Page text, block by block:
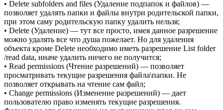
• Delete subfolders and files (Удаление подпапок и файлов) —
позволяет удалять папки и файлы внутри родительской папки,
при этом саму родительскую папку удалить нельзя;
• Delete (Удаление) — тут все просто, имея данное разрешение
можно удалять все что душа пожелает. Но для удаления
объекта кроме Delete необходимо иметь разрешение List folder
/read data, иначе удалить ничего не получится;
• Read permissions (Чтение разрешений) — позволяет
просматривать текущие разрешения файла\папки. Не
позволяет открывать на чтение сам файл;
• Change permissions (Изменение разрешений) — дает
пользователю право изменять текущие разрешения.